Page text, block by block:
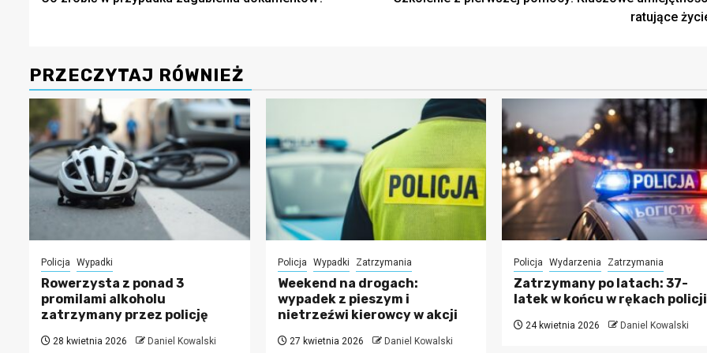
wpisy
ratujące
PRZECZYTAJ RÓWNIEŻ
Policja Wypadki
Rowerzysta z ponad 3
promilami alkoholu
zatrzymany przez policję
28 kwietnia 2026 Daniel Kowalski
Policja Wypadki Zatrzymania
Weekend na drogach:
wypadek z pieszym i
nietrzeźwi kierowcy w akcji
27 kwietnia 2026 Daniel Kowalski
Policja Wydarzenia Zatrzymania
Zatrzymany po latach: 37-
latek w końcu w rękach policji
24 kwietnia 2026 Daniel Kowalski